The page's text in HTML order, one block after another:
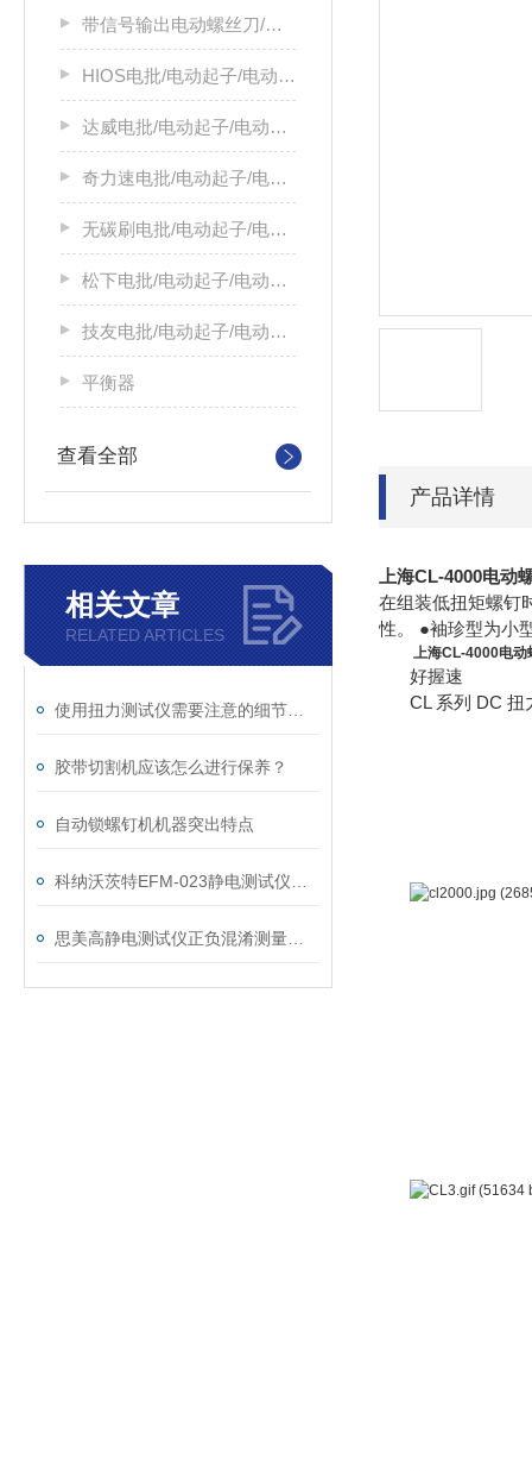
带信号输出电动螺丝刀/带信号输出电源
HIOS电批/电动起子/电动螺丝刀
达威电批/电动起子/电动螺丝刀
奇力速电批/电动起子/电动螺丝刀
无碳刷电批/电动起子/电动螺丝刀
松下电批/电动起子/电动螺丝刀
技友电批/电动起子/电动螺丝刀
平衡器
查看全部
相关文章
RELATED ARTICLES
胶带切割机应该怎么进行保养？
自动锁螺钉机机器突出特点
产品详情
上海CL-4000电动
在组装低扭矩螺钉
性。 ●袖珍型为小
上海CL-4000电动
好握速
CL 系列 DC 扭